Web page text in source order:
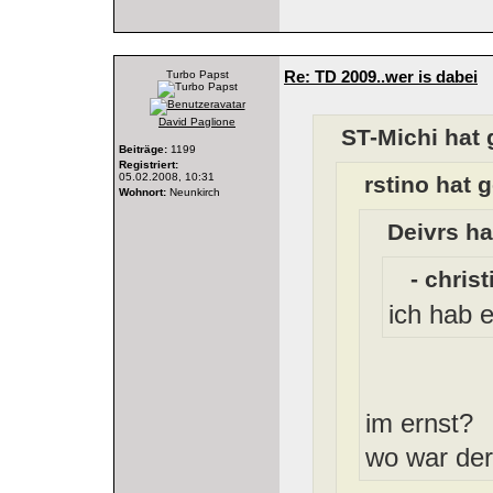
Turbo Papst
David Paglione
Beiträge: 1199
Registriert:
05.02.2008, 10:31
Wohnort: Neunkirch
Re: TD 2009..wer is dabei
ST-Michi hat
rstino hat
Deivrs
-
ich hab
im ernst?
wo war